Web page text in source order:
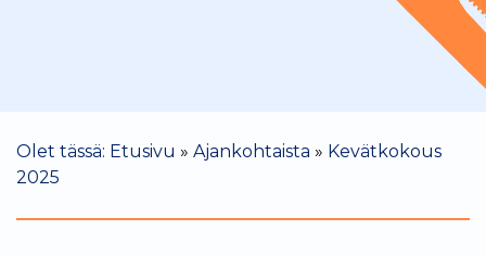
Olet tässä: Etusivu » Ajankohtaista » Kevätkokous
2025